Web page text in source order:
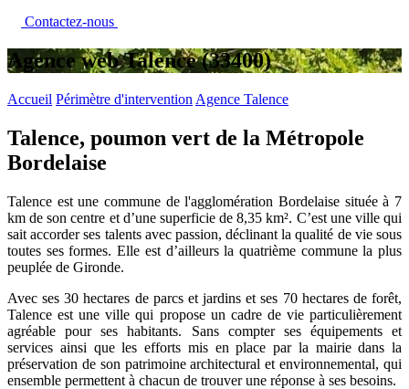
Contactez-nous
Agence web Talence (33400)
Accueil Périmètre d'intervention Agence Talence
Talence, poumon vert de la Métropole
Bordelaise
Talence est une commune de l'agglomération Bordelaise située à 7
km de son centre et d’une superficie de 8,35 km². C’est une ville qui
sait accorder ses talents avec passion, déclinant la qualité de vie sous
toutes ses formes. Elle est d’ailleurs la quatrième commune la plus
peuplée de Gironde.
Avec ses 30 hectares de parcs et jardins et ses 70 hectares de forêt,
Talence est une ville qui propose un cadre de vie particulièrement
agréable pour ses habitants. Sans compter ses équipements et
services ainsi que les efforts mis en place par la mairie dans la
préservation de son patrimoine architectural et environnemental, qui
ensemble permettent à chacun de trouver une réponse à ses besoins.